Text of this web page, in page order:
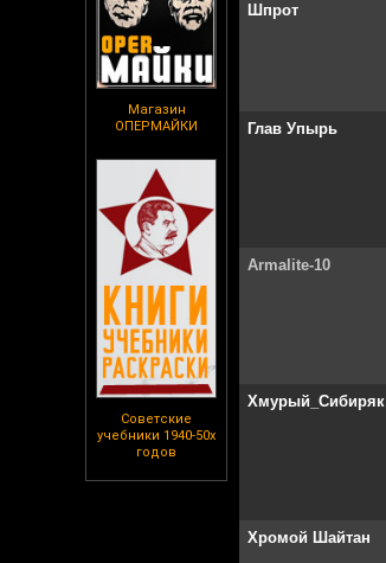
Магазин
ОПЕРМАЙКИ
Советские
учебники 1940-50х
годов
Шпрот
Глав Упырь
Armalite-10
Хмурый_Сибиряк
Хромой Шайтан